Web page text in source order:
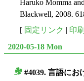
Haruko Momma
Blackwell, 2008.
[ 固定リンク | 印
2020-05-18 Mon
#4039. 言語にお